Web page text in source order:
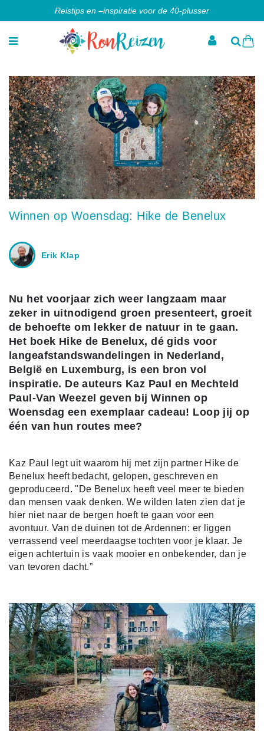
Reistips en –inspiratie voor de 40-plusser
Winnen op Woensdag: Hike de Benelux
Erik Klap
Nu het voorjaar zich weer langzaam maar
zeker in uitnodigend groen presenteert, groeit
de behoefte om lekker de natuur in te gaan.
Het boek Hike de Benelux, dé gids voor
langeafstandswandelingen in Nederland,
België en Luxemburg, is een bron vol
inspiratie. De auteurs Kaz Paul en Mechteld
Paul-Van Weezel geven bij Winnen op
Woensdag een exemplaar cadeau! Loop jij op
één van hun routes mee?
Kaz Paul legt uit waarom hij met zijn partner Hike de
Benelux heeft bedacht, gelopen, geschreven en
geproduceerd. "De Benelux heeft veel meer te bieden
dan mensen vaak denken. We wilden laten zien dat je
hier niet naar de bergen hoeft te gaan voor een
avontuur. Van de duinen tot de Ardennen: er liggen
verrassend veel meerdaagse tochten voor je klaar. Je
eigen achtertuin is vaak mooier en onbekender, dan je
van tevoren dacht.”